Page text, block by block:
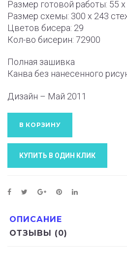
Размер готовой работы: 55
Размер схемы: 300 x 243
Цветов бисера: 29
Кол-во бисерин: 72900
Полная зашивка
Канва без нанесенного
Дизайн – Май 2011
В КОРЗИНУ
КУПИТЬ В ОДИН КЛИК
ОПИСАНИЕ
ОТЗЫВЫ (0)